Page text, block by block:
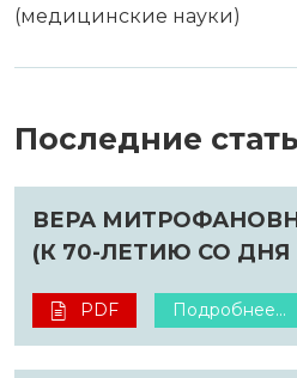
(медицинские науки)
Последние
ВЕРА
(К 70-ЛЕТИЮ СО
PDF Подробнее...